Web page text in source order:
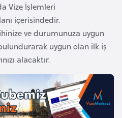
Vize İşlemleri
içerisindedir.
ve durumunuza uygun
uygun olan ilk iş
alacaktır.